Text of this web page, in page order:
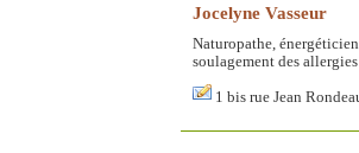
Jocelyne Vasseur
Naturopathe,
soulagement des
1 bis rue Jean